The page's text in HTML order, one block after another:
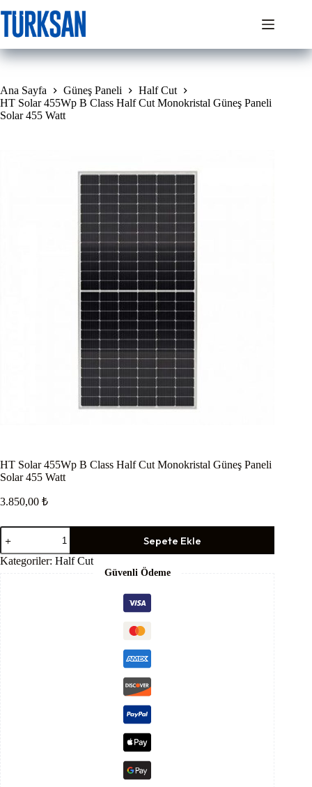
to
content
Ana Sayfa Güneş Paneli
Half Cut
HT Solar 455Wp B Class Half Cut Monokristal Güneş Paneli
Solar 455 Watt
HT Solar 455Wp B Class Half Cut Monokristal Güneş Paneli
Solar 455 Watt
3.850,00 ₺
HT
Solar
455Wp
B
Sepete Ekle
Kategoriler: Half Cut
Güvenli Ödeme